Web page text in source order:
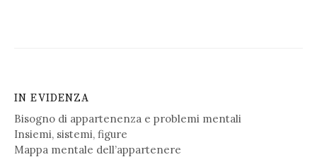
IN EVIDENZA
Bisogno di appartenenza e problemi mentali
Insiemi, sistemi, figure
Mappa mentale dell’appartenere